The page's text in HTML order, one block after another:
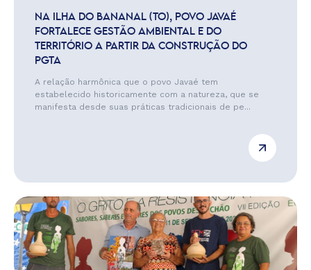
NA ILHA DO BANANAL (TO), POVO JAVAÉ
FORTALECE GESTÃO AMBIENTAL E DO
TERRITÓRIO A PARTIR DA CONSTRUÇÃO DO
PGTA
A relação harmônica que o povo Javaé tem
estabelecido historicamente com a natureza, que se
manifesta desde suas práticas tradicionais de pe...